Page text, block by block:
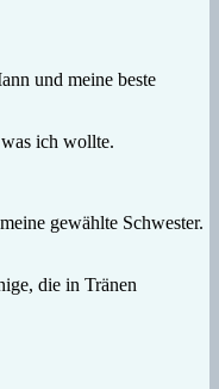
und meine beste
ich wollte.
gewählte Schwester.
die in Tränen